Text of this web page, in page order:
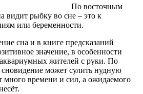
По восточным
видит рыбку во сне – это к
или беременности.
сна и в книге предсказаний
значение, в особенности
жителей с руки. По
может сулить нудную
много времени и сил, а ожидаемого